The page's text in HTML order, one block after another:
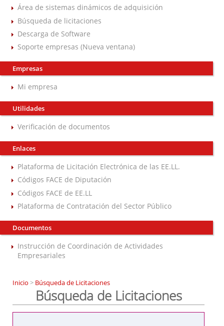
Área de sistemas dinámicos de adquisición
Búsqueda de licitaciones
Descarga de Software
Soporte empresas (Nueva ventana)
Empresas
Mi empresa
Utilidades
Verificación de documentos
Enlaces
Plataforma de Licitación Electrónica de las EE.LL.
Códigos FACE de Diputación
Códigos FACE de EE.LL
Plataforma de Contratación del Sector Público
Documentos
Instrucción de Coordinación de Actividades
Empresariales
Inicio > Búsqueda de Licitaciones
Búsqueda de Licitaciones